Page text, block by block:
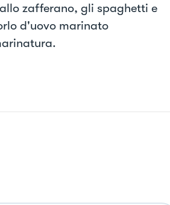
zafferano, gli spaghetti e
d'uovo marinato